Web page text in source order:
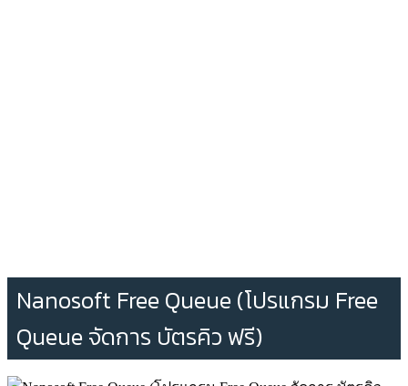
Nanosoft Free Queue (โปรแกรม Free
Queue จัดการ บัตรคิว ฟรี)